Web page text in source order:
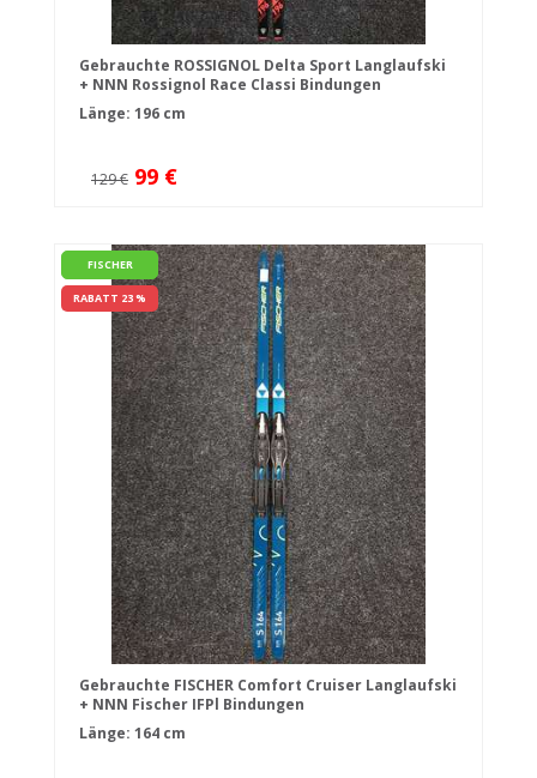
Gebrauchte ROSSIGNOL Delta Sport Langlaufski
+ NNN Rossignol Race Classi Bindungen
Länge: 196 cm
129 € 99 €
FISCHER
RABATT 23 %
Gebrauchte FISCHER Comfort Cruiser Langlaufski
+ NNN Fischer IFPl Bindungen
Länge: 164 cm